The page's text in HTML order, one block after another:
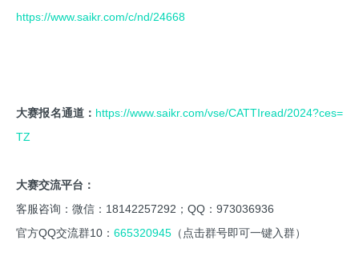
https://www.saikr.com/c/nd/24668
大赛报名通道： https://www.saikr.com/vse/CATTIread/2024?ces=
TZ
大赛交流平台：
客服咨询：微信：18142257292；QQ：973036936
官方QQ交流群10： 665320945 （点击群号即可一键入群）